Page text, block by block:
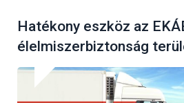
Hatékony eszköz az
élelmiszerbiztonság